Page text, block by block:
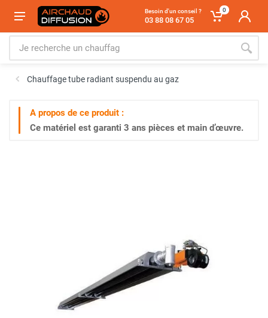
Besoin d'un conseil ?
03 88 08 67 05
0
Chauffage tube radiant suspendu au gaz
A propos de ce produit :
Ce matériel est garanti 3 ans pièces et main d’œuvre.